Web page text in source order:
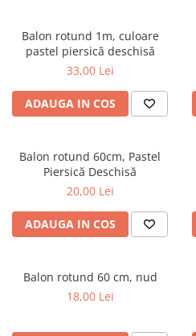
Balon rotund 1m, culoare
pastel piersică deschisă
33,00 Lei
ADAUGA IN COS
Balon rotund 60cm, Pastel
Piersică Deschisă
20,00 Lei
ADAUGA IN COS
Balon rotund 60 cm, nud
18,00 Lei